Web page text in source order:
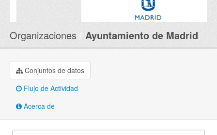
Organizaciones Ayuntamiento de Madrid
Conjuntos de datos
Flujo de Actividad
Acerca de